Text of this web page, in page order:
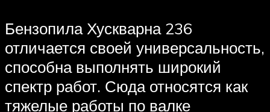
Бензопила Хускварна 236
отличается своей универсальность,
способна выполнять широкий
спектр работ. Сюда относятся как
тяжелые работы по валке